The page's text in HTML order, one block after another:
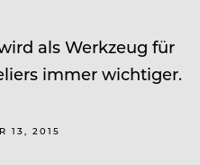
als Werkzeug für
immer wichtiger.
13, 2015